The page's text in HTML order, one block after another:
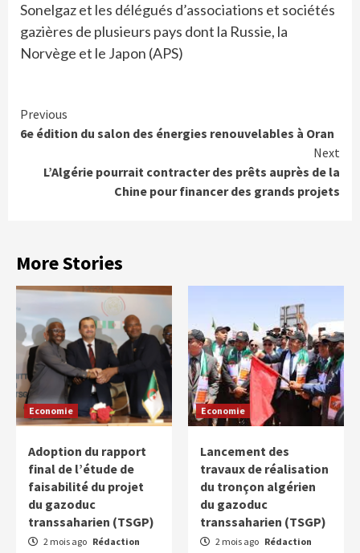
Sonelgaz et les délégués d’associations et sociétés
gazières de plusieurs pays dont la Russie, la
Norvège et le Japon (APS)
Continue
Reading
Previous
6e édition du salon des énergies renouvelables à Oran
Next
L’Algérie pourrait contracter des prêts auprès de la
Chine pour financer des grands projets
More Stories
Economie
Adoption du rapport
final de l’étude de
faisabilité du projet
du gazoduc
transsaharien (TSGP)
2 mois ago Rédaction
Economie
Lancement des
travaux de réalisation
du tronçon algérien
du gazoduc
transsaharien (TSGP)
2 mois ago Rédaction